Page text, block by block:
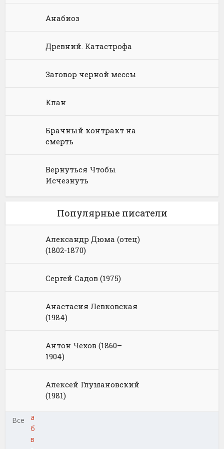
Юмористическая фантастика
Фэнтези про драконов
Юмористическое фэнтези
Анабиоз
Древний. Катастрофа
Заговор черной мессы
Клан
Брачный контракт на
смерть
Вернуться Чтобы
Исчезнуть
Популярные писатели
Александр Дюма (отец)
(1802-1870)
Сергей Садов (1975)
Анастасия Левковская
(1984)
Антон Чехов (1860–
1904)
Алексей Глушановский
(1981)
Все
а
б
в